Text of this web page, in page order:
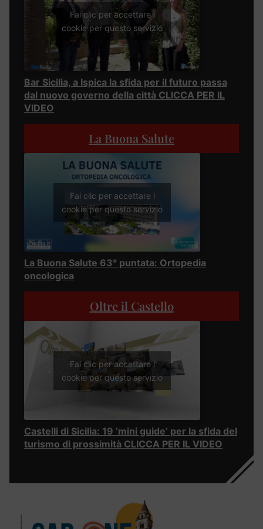
Fai clic per accettare i
cookie per questo servizio
Bar Sicilia, a Ispica la sfida per il futuro passa
dal nuovo governo della città CLICCA PER IL
VIDEO
La Buona Salute
Fai clic per accettare i
cookie per questo servizio
La Buona Salute 63° puntata: Ortopedia
oncologica
Oltre il Castello
Fai clic per accettare i
cookie per questo servizio
Castelli di Sicilia: 19 ‘mini guide’ per la sfida del
turismo di prossimità CLICCA PER IL VIDEO